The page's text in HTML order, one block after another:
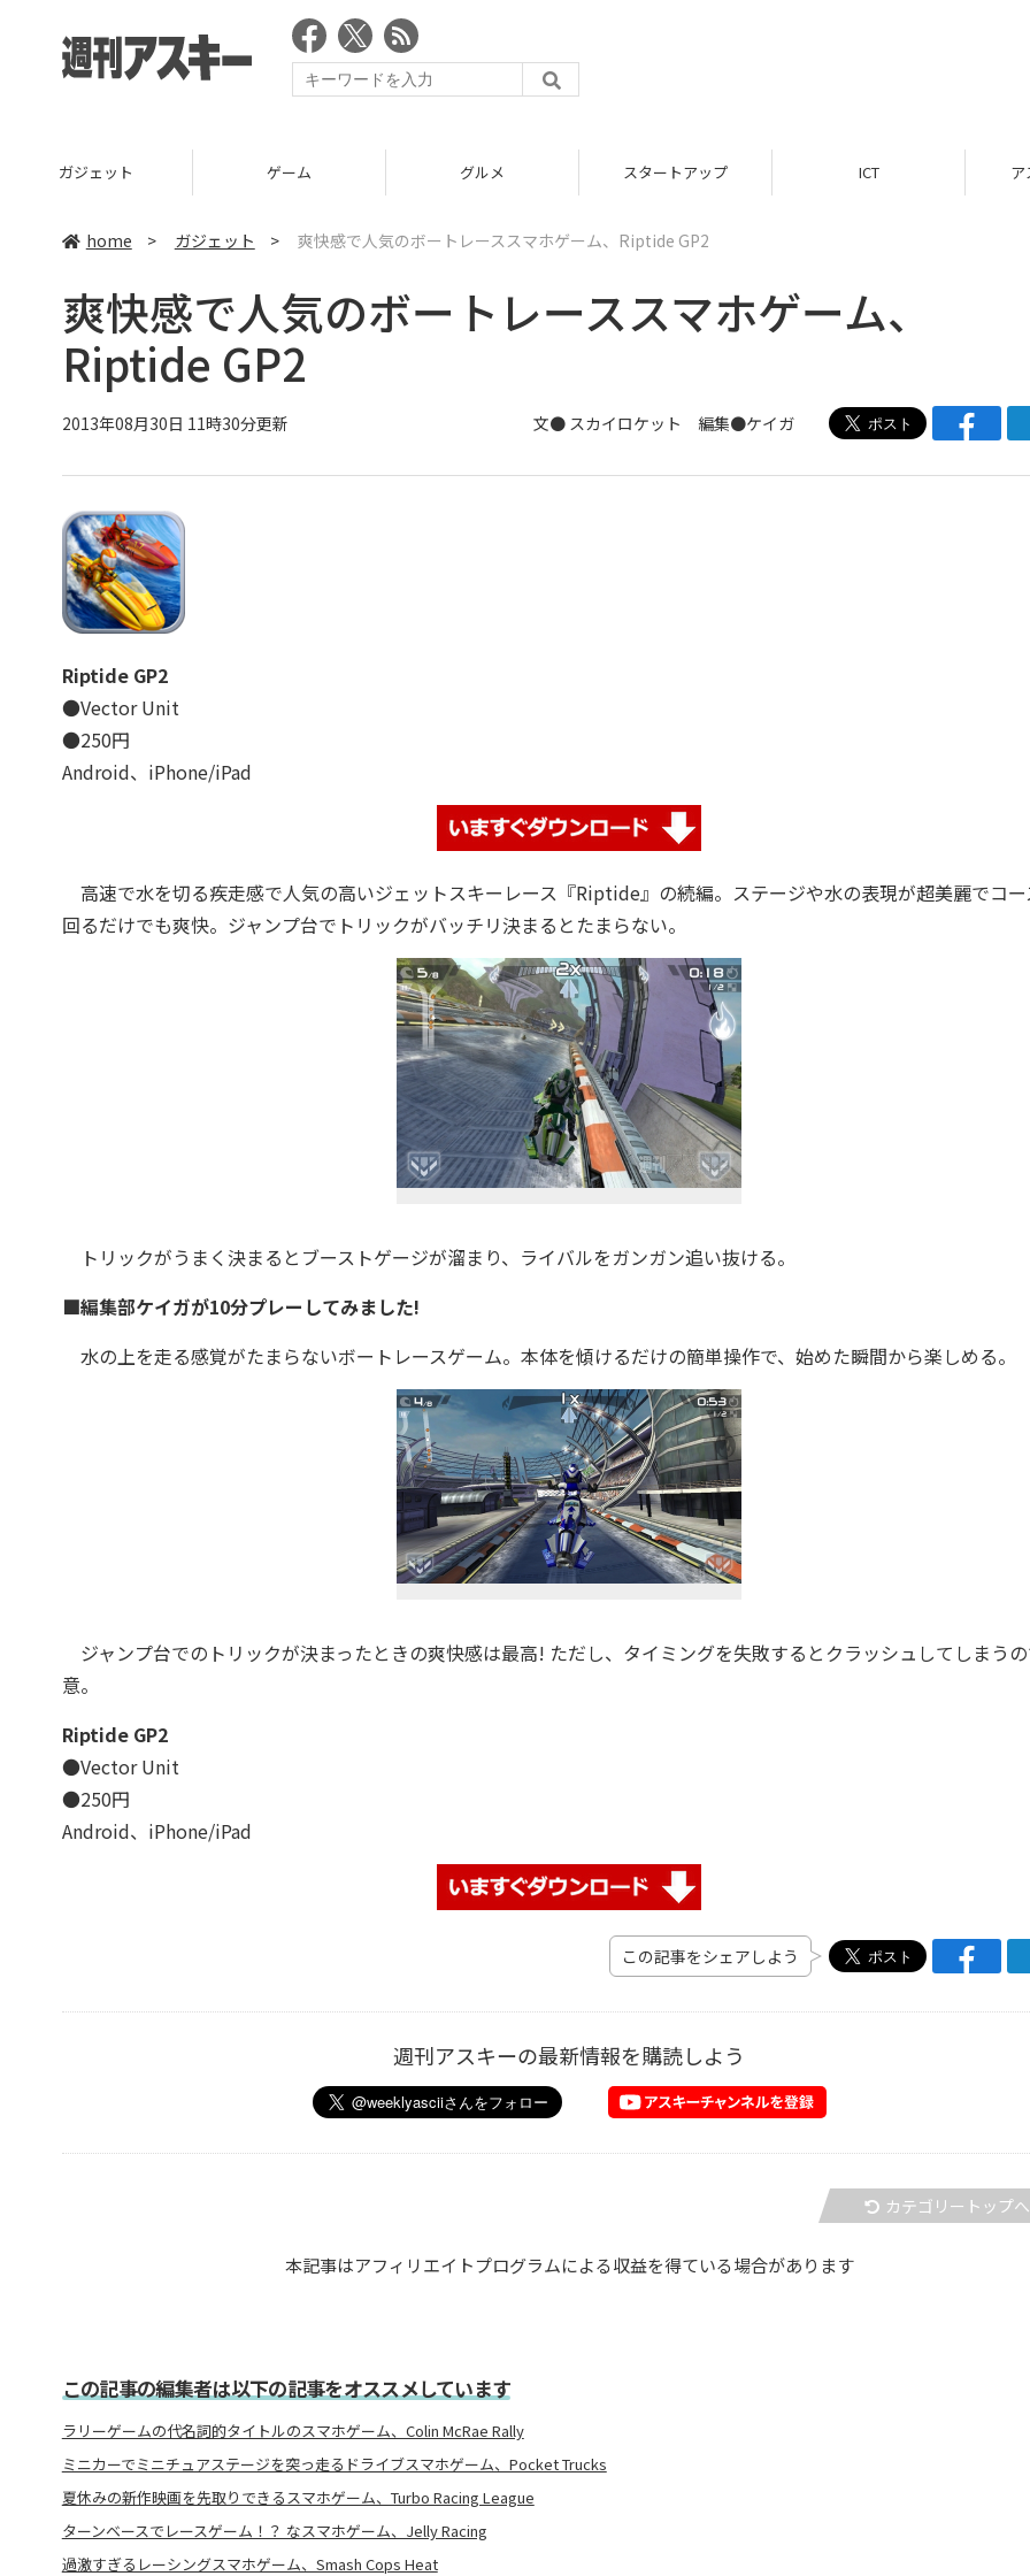
ガジェット ゲーム グルメ スタートアップ ICT ア
home > ガジェット > 爽快感で人気のボートレーススマホゲーム、Riptide GP2
爽快感で人気のボートレーススマホゲーム、
Riptide GP2
2013年08月30日 11時30分更新 文● スカイロケット 編集●ケイガ
Riptide GP2
●Vector Unit
●250円
Android、iPhone/iPad
高速で水を切る疾走感で人気の高いジェットスキーレース『Riptide』の続編。ステージや水の表現が超美麗でコ
回るだけでも爽快。ジャンプ台でトリックがバッチリ決まるとたまらない。
トリックがうまく決まるとブーストゲージが溜まり、ライバルをガンガン追い抜ける。
■編集部ケイガが10分プレーしてみました!
水の上を走る感覚がたまらないボートレースゲーム。本体を傾けるだけの簡単操作で、始めた瞬間から楽しめる。
ジャンプ台でのトリックが決まったときの爽快感は最高! ただし、タイミングを失敗するとクラッシュしてしまう
意。
Riptide GP2
●Vector Unit
●250円
Android、iPhone/iPad
この記事をシェアしよう
週刊アスキーの最新情報を購読しよう
カテゴリートップへ
本記事はアフィリエイトプログラムによる収益を得ている場合があります
この記事の編集者は以下の記事をオススメしています
ラリーゲームの代名詞的タイトルのスマホゲーム、Colin McRae Rally
ミニカーでミニチュアステージを突っ走るドライブスマホゲーム、Pocket Trucks
夏休みの新作映画を先取りできるスマホゲーム、Turbo Racing League
ターンベースでレースゲーム！？ なスマホゲーム、Jelly Racing
過激すぎるレーシングスマホゲーム、Smash Cops Heat